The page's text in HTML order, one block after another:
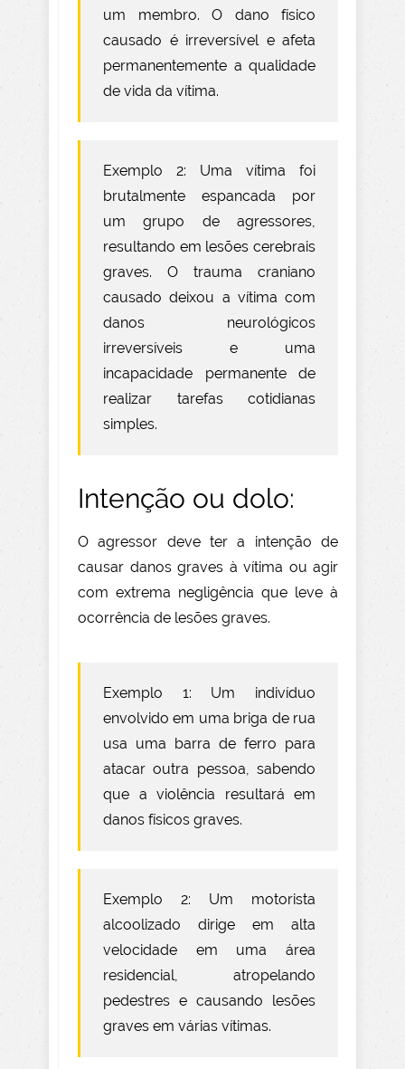
um membro. O dano físico
causado é irreversível e afeta
permanentemente a qualidade
de vida da vítima.
Exemplo 2: Uma vítima foi
brutalmente espancada por
um grupo de agressores,
resultando em lesões cerebrais
graves. O trauma craniano
causado deixou a vítima com
danos neurológicos
irreversíveis e uma
incapacidade permanente de
realizar tarefas cotidianas
simples.
Intenção ou dolo:
O agressor deve ter a intenção de
causar danos graves à vítima ou agir
com extrema negligência que leve à
ocorrência de lesões graves.
Exemplo 1: Um indivíduo
envolvido em uma briga de rua
usa uma barra de ferro para
atacar outra pessoa, sabendo
que a violência resultará em
danos físicos graves.
Exemplo 2: Um motorista
alcoolizado dirige em alta
velocidade em uma área
residencial, atropelando
pedestres e causando lesões
graves em várias vítimas.